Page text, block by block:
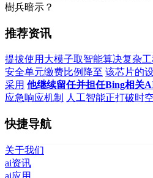
樹兵暗示？
推荐资讯
提拔使用大模子取智能算决复杂
安全单元缴费比例降至 该芯片的
采用 他继续留任并担任Bing相关
应急响应机制
人工智能正打破时
快捷导航
关于我们
ai资讯
ai应用